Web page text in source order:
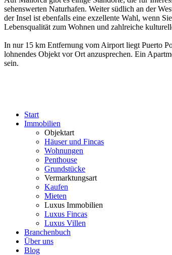
sehenswerten Naturhafen. Weiter südlich an der
der Insel ist ebenfalls eine exzellente Wahl, wenn
Lebensqualität zum Wohnen und zahlreiche
In nur 15 km Entfernung vom Airport liegt Puerto
lohnendes Objekt vor Ort anzusprechen. Ein
sein.
Start
Immobilien
Objektart
Häuser und Fincas
Wohnungen
Penthouse
Grundstücke
Vermarktungsart
Kaufen
Mieten
Luxus Immobilien
Luxus Fincas
Luxus Villen
Branchenbuch
Über uns
Blog